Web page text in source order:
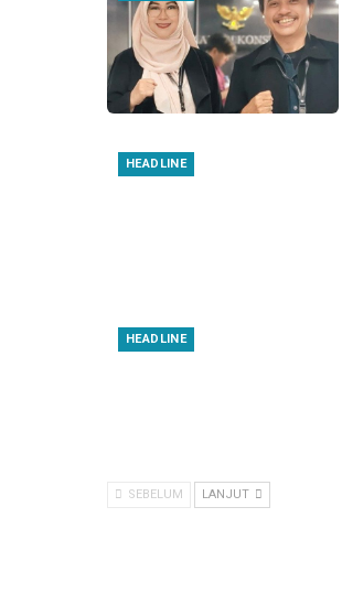
HEADLINE
HEADLINE
SEBELUM LANJUT